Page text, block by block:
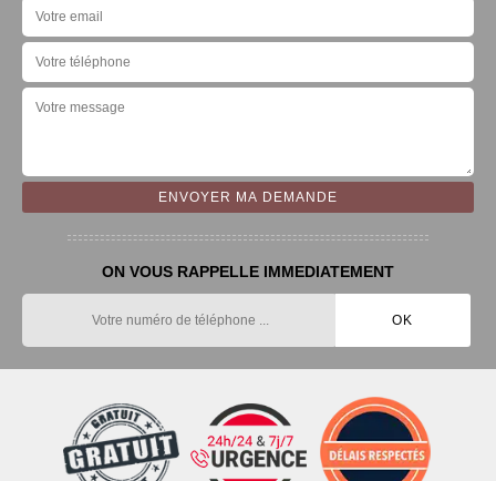
ON VOUS RAPPELLE IMMEDIATEMENT